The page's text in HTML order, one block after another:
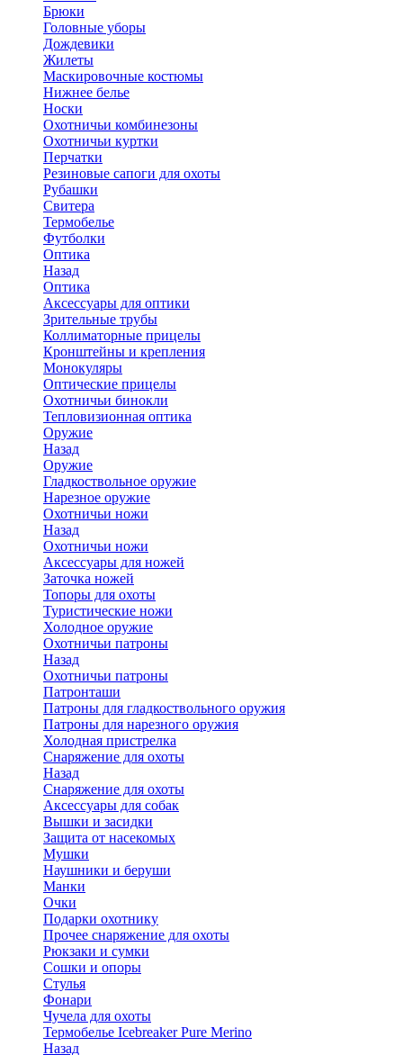
Брюки
Головные уборы
Дождевики
Жилеты
Маскировочные костюмы
Нижнее белье
Носки
Охотничьи комбинезоны
Охотничьи куртки
Перчатки
Резиновые сапоги для охоты
Рубашки
Свитера
Термобелье
Футболки
Оптика
Назад
Оптика
Аксессуары для оптики
Зрительные трубы
Коллиматорные прицелы
Кронштейны и крепления
Монокуляры
Оптические прицелы
Охотничьи бинокли
Тепловизионная оптика
Оружие
Назад
Оружие
Гладкоствольное оружие
Нарезное оружие
Охотничьи ножи
Назад
Охотничьи ножи
Аксессуары для ножей
Заточка ножей
Топоры для охоты
Туристические ножи
Холодное оружие
Охотничьи патроны
Назад
Охотничьи патроны
Патронташи
Патроны для гладкоствольного оружия
Патроны для нарезного оружия
Холодная пристрелка
Снаряжение для охоты
Назад
Снаряжение для охоты
Аксессуары для собак
Вышки и засидки
Защита от насекомых
Мушки
Наушники и беруши
Манки
Очки
Подарки охотнику
Прочее снаряжение для охоты
Рюкзаки и сумки
Сошки и опоры
Стулья
Фонари
Чучела для охоты
Термобелье Icebreaker Pure Merino
Назад